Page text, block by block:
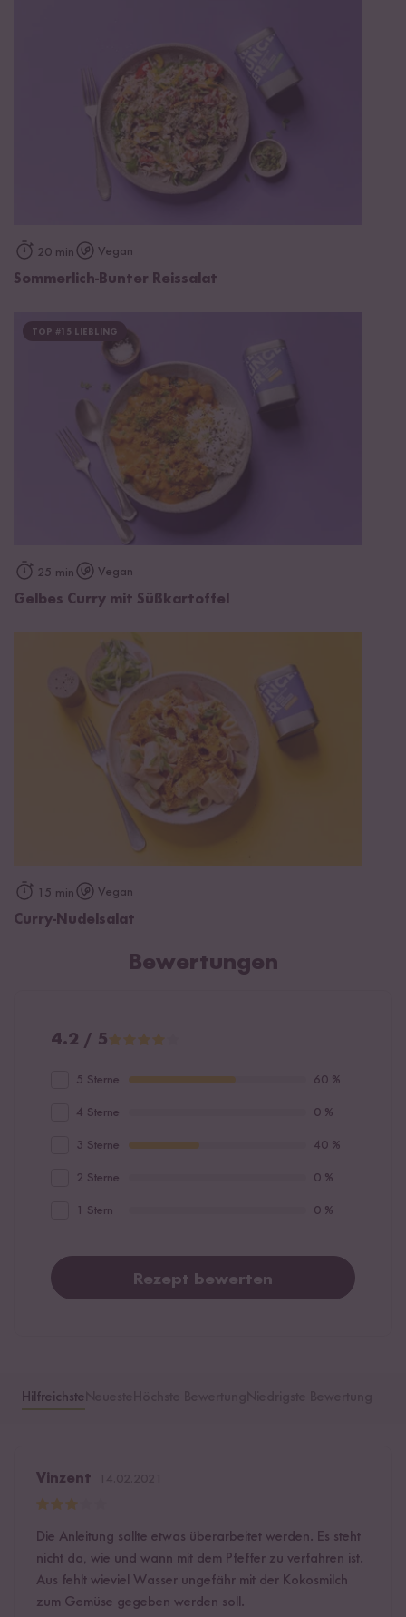
20 min Vegan
Sommerlich-Bunter Reissalat
TOP #15 LIEBLING
25 min Vegan
Gelbes Curry mit Süßkartoffel
15 min Vegan
Curry-Nudelsalat
Bewertungen
4.2 / 5
5 Sterne 60 %
4 Sterne 0 %
3 Sterne 40 %
2 Sterne 0 %
1 Stern 0 %
Rezept bewerten
Hilfreichste
Vinzent
Die Anleitung sollte etwas überarbeitet werden. Es steht
nicht da, wie und wann mit dem Pfeffer zu verfahren ist.
Aus fehlt wieviel Wasser ungefähr mit der Kokosmilch
zum Gemüse gegeben werden soll.